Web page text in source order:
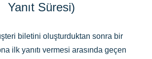
Yanıt Süresi)
biletini oluşturduktan sonra bir
ilk yanıtı vermesi arasında geçen